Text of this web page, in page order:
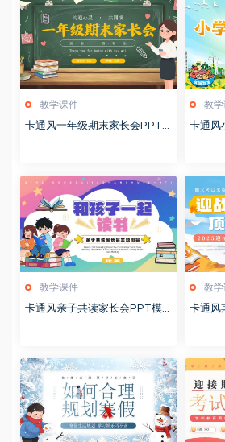
教学课件
卡通风一年级期末家长会PPT
教学
卡通风
教学课件
卡通风亲子共读家长会PPT模
教学
卡通风